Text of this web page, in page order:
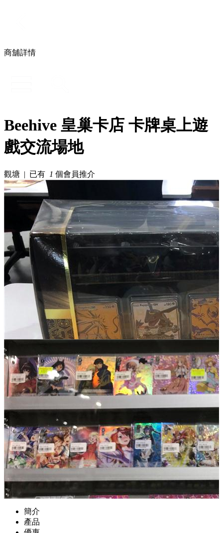
商舖詳情
Beehive 皇巢卡店 卡牌桌上遊
戲交流場地
觀塘 | 已有 1 個會員推介
簡介
產品